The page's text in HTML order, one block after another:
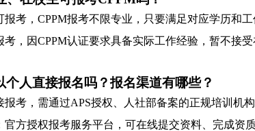
考，CPPM报考不限专业，只要满足对应学历和工
考，因CPPM认证要求具备实际工作经验，暂不接
个人直接报名吗？报名渠道有哪些？
报考，需通过APS授权、人社部备案的正规培训机
官方授权报考服务平台，可在线提交资料、完成资